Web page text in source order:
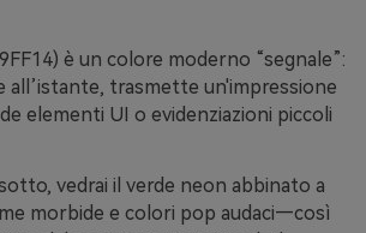
è un colore moderno “segnale”:
all’istante, trasmette un'impressione
elementi UI o evidenziazioni piccoli
vedrai il verde neon abbinato a
morbide e colori pop audaci—così